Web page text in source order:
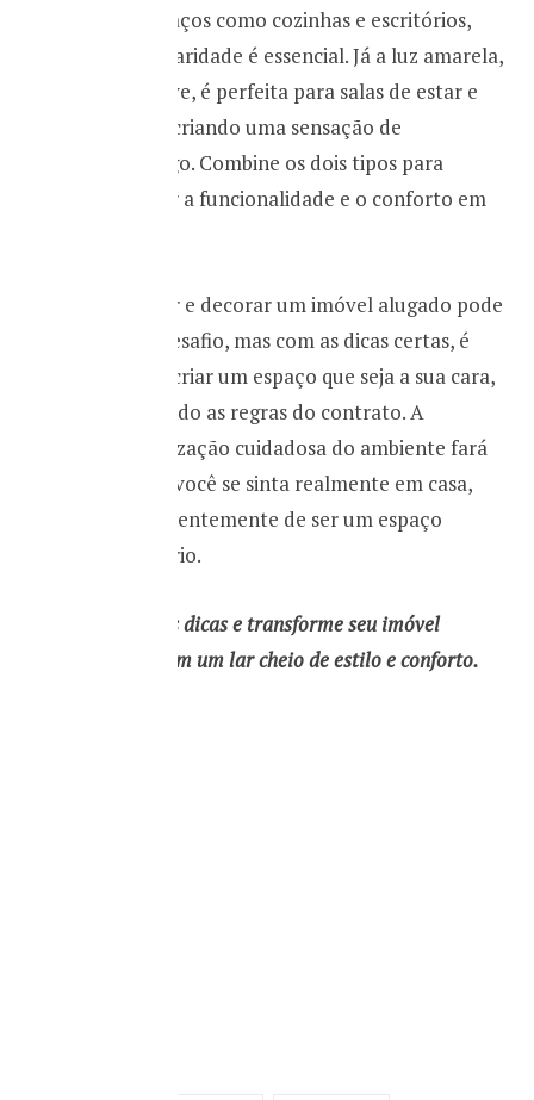
para espaços como cozinhas e escritórios,
onde a claridade é essencial. Já a luz amarela,
mais suave, é perfeita para salas de estar e
quartos, criando uma sensação de
aconchego. Combine os dois tipos para
equilibrar a funcionalidade e o conforto em
Reformar e decorar um imóvel alugado pode
ser um desafio, mas com as dicas certas, é
possível criar um espaço que seja a sua cara,
respeitando as regras do contrato. A
personalização cuidadosa do ambiente fará
com que você se sinta realmente em casa,
independentemente de ser um espaço
temporário.
Siga essas dicas e transforme seu imóvel
alugado em um lar cheio de estilo e conforto.